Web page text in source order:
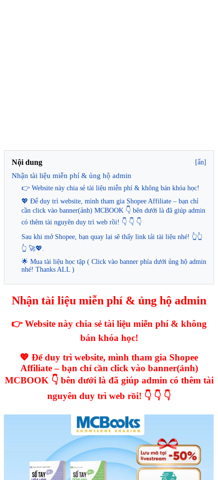
Nội dung [ẩn]
Nhận tài liệu miễn phí & ủng hộ admin
👉 Website này chia sẻ tài liệu miễn phí & không bán khóa học!
💖 Để duy trì website, mình tham gia Shopee Affiliate – bạn chỉ
cần click vào banner(ảnh) MCBOOK 👇 bên dưới là đã giúp admin
có thêm tài nguyên duy trì web rồi! 👇 👇 👇
Sau khi mở Shopee, bạn quay lại sẽ thấy link tải tài liệu nhé! 👆👆
👆 🚀💖.
🌟 Mua tài liệu học tập ( Click vào banner phía dưới ủng hộ admin
nhé! Thanks ALL )
Nhận tài liệu miễn phí & ủng hộ admin
👉 Website này chia sẻ tài liệu miễn phí & không
bán khóa học!
💖 Để duy trì website, mình tham gia Shopee
Affiliate – bạn chỉ cần click vào banner(ảnh)
MCBOOK 👇 bên dưới là đã giúp admin có thêm tài
nguyên duy trì web rồi! 👇 👇 👇